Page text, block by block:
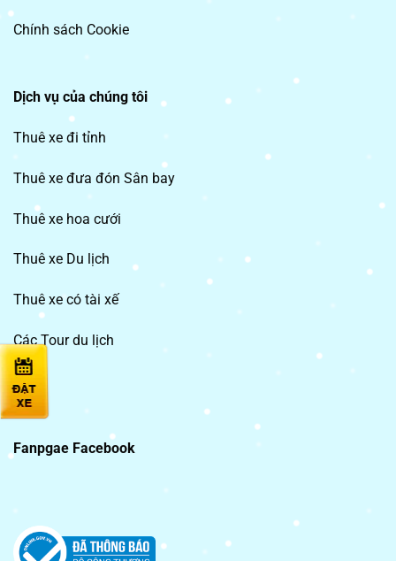
Chính sách Cookie
Dịch vụ của chúng tôi
Thuê xe đi tỉnh
Thuê xe đưa đón Sân bay
Thuê xe hoa cưới
Thuê xe Du lịch
Thuê xe có tài xế
Các Tour du lịch
Fanpgae Facebook